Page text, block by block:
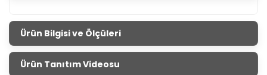
Ürün Bilgisi ve Ölçüleri
Lexus Koltuk Takımı
Ürün Tanıtım Videosu